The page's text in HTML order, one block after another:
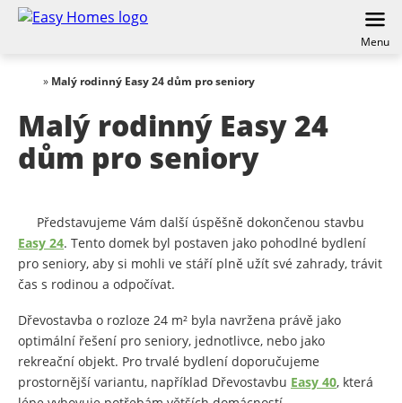
Menu
» Malý rodinný Easy 24 dům pro seniory
Malý rodinný Easy 24
dům pro seniory
Představujeme Vám další úspěšně dokončenou stavbu
Easy 24. Tento domek byl postaven jako pohodlné bydlení
pro seniory, aby si mohli ve stáří plně užít své zahrady, trávit
čas s rodinou a odpočívat.
Dřevostavba o rozloze 24 m² byla navržena právě jako
optimální řešení pro seniory, jednotlivce, nebo jako
rekreační objekt. Pro trvalé bydlení doporučujeme
prostornější variantu, například Dřevostavbu Easy 40, která